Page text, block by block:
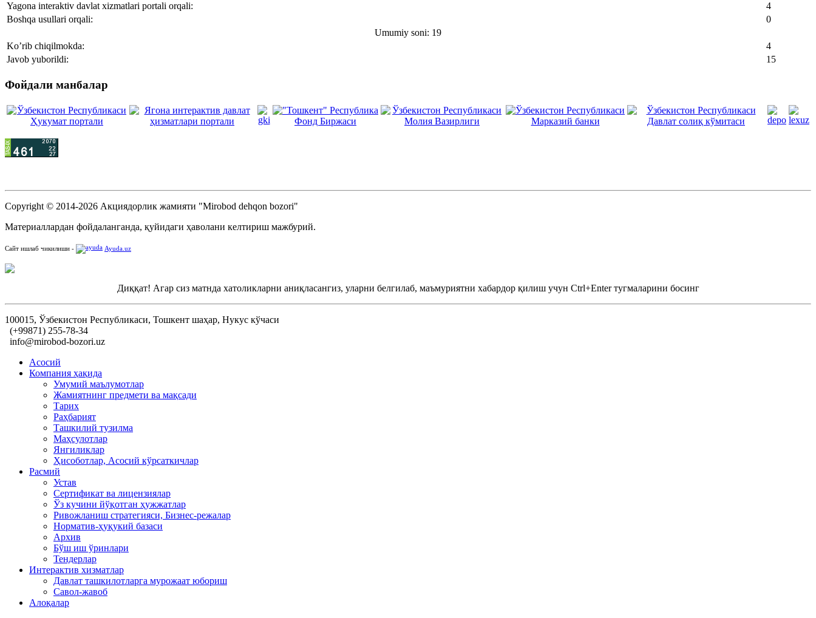
Yagona interaktiv davlat xizmatlari portali orqali:
4
Boshqa usullari orqali:
0
Umumiy soni: 19
Ko’rib chiqilmokda:
4
Javob yuborildi:
15
Фойдали манбалар
Copyright © 2014-2026 Акциядорлик жамияти "Mirobod dehqon bozori"
Материаллардан фойдаланганда, қуйидаги ҳаволани келтириш мажбурий.
Сайт ишлаб чикилиши - Ayuda.uz
Диққат! Агар сиз матнда хатоликларни аниқласангиз, уларни белгилаб, маъмуриятни хабардор қилиш учун Ctrl+Enter тугмаларини босинг
100015, Ўзбекистон Республикаси, Тошкент шаҳар, Нукус кўчаси
(+99871) 255-78-34
info@mirobod-bozori.uz
Асосий
Компания ҳақида
Умумий маълумотлар
Жамиятнинг предмети ва мақсади
Тарих
Раҳбарият
Ташкилий тузилма
Маҳсулотлар
Янгиликлар
Ҳисоботлар, Асосий кўрсаткичлар
Расмий
Устав
Сертификат ва лицензиялар
Ўз кучини йўқотган ҳужжатлар
Ривожланиш стратегияси, Бизнес-режалар
Норматив-ҳуқукий базаси
Архив
Бўш иш ўринлари
Тендерлар
Интерактив хизматлар
Давлат ташкилотларга мурожаат юбориш
Савол-жавоб
Алоқалар